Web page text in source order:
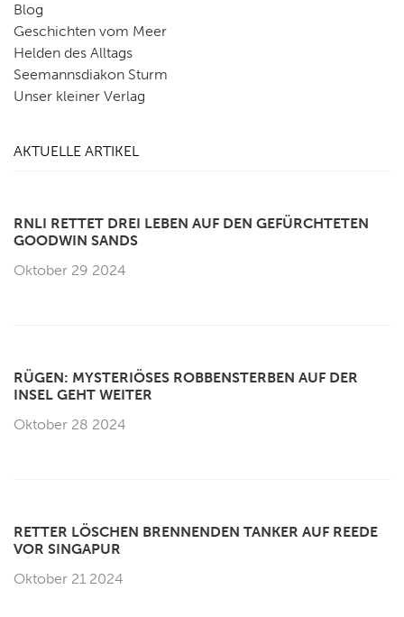
Blog
Geschichten vom Meer
Helden des Alltags
Seemannsdiakon Sturm
Unser kleiner Verlag
AKTUELLE ARTIKEL
RNLI RETTET DREI LEBEN AUF DEN GEFÜRCHTETEN
GOODWIN SANDS
Oktober 29 2024
RÜGEN: MYSTERIÖSES ROBBENSTERBEN AUF DER
INSEL GEHT WEITER
Oktober 28 2024
RETTER LÖSCHEN BRENNENDEN TANKER AUF REEDE
VOR SINGAPUR
Oktober 21 2024